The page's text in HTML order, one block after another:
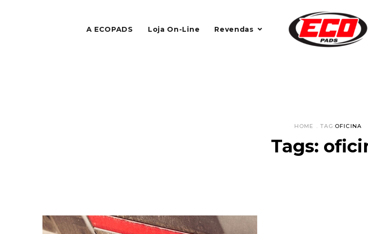
A ECOPADS Loja On-Line Revendas
Tags:
HOME . TAG:OFICINA